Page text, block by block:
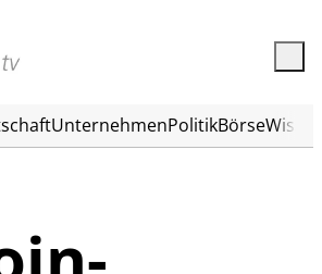
UnternehmenPolitikBörse